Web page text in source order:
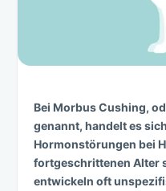
Bei Morbus Cushing,
genannt, handelt es
Hormonstörungen bei
fortgeschrittenen Alter
entwickeln oft